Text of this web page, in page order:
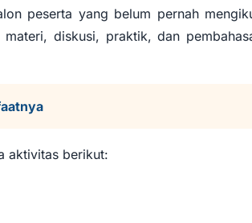
peserta yang belum pernah
diskusi, praktik, dan
aktivitas berikut: